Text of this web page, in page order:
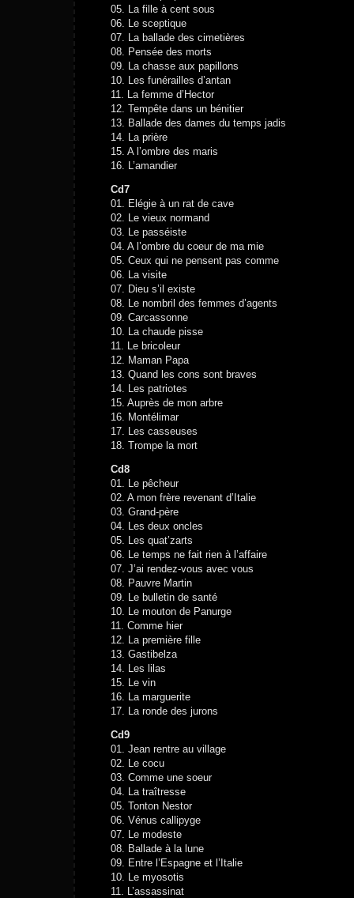
05. La fille à cent sous
06. Le sceptique
07. La ballade des cimetières
08. Pensée des morts
09. La chasse aux papillons
10. Les funérailles d’antan
11. La femme d’Hector
12. Tempête dans un bénitier
13. Ballade des dames du temps jadis
14. La prière
15. A l’ombre des maris
16. L’amandier
Cd7
01. Elégie à un rat de cave
02. Le vieux normand
03. Le passéiste
04. A l’ombre du coeur de ma mie
05. Ceux qui ne pensent pas comme
06. La visite
07. Dieu s’il existe
08. Le nombril des femmes d’agents
09. Carcassonne
10. La chaude pisse
11. Le bricoleur
12. Maman Papa
13. Quand les cons sont braves
14. Les patriotes
15. Auprès de mon arbre
16. Montélimar
17. Les casseuses
18. Trompe la mort
Cd8
01. Le pêcheur
02. A mon frère revenant d’Italie
03. Grand-père
04. Les deux oncles
05. Les quat’zarts
06. Le temps ne fait rien à l’affaire
07. J’ai rendez-vous avec vous
08. Pauvre Martin
09. Le bulletin de santé
10. Le mouton de Panurge
11. Comme hier
12. La première fille
13. Gastibelza
14. Les lilas
15. Le vin
16. La marguerite
17. La ronde des jurons
Cd9
01. Jean rentre au village
02. Le cocu
03. Comme une soeur
04. La traîtresse
05. Tonton Nestor
06. Vénus callipyge
07. Le modeste
08. Ballade à la lune
09. Entre l’Espagne et l’Italie
10. Le myosotis
11. L’assassinat